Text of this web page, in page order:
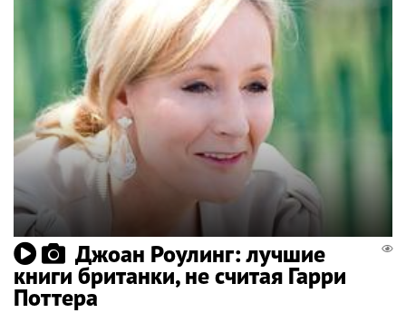
Джоан Роулинг: лучшие
книги британки, не считая Гарри
Поттера